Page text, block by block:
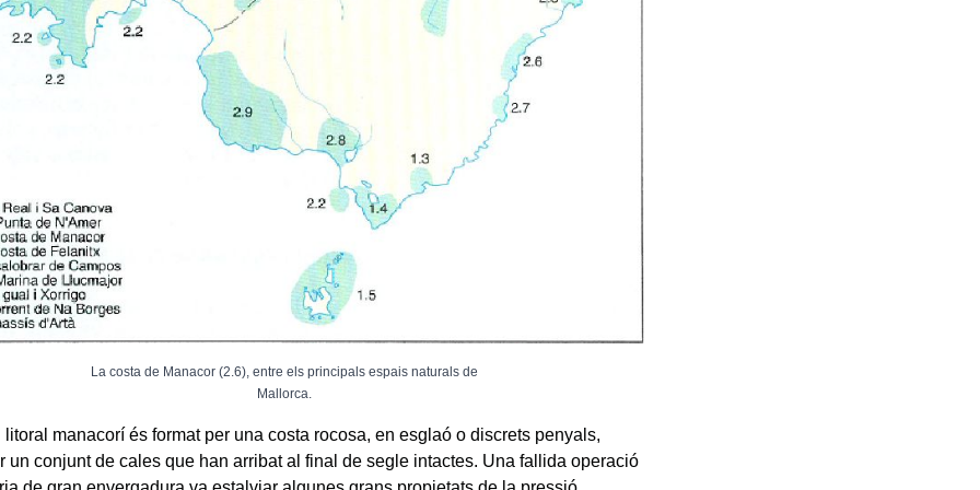
La costa de Manacor (2.6), entre els principals espais naturals de
Mallorca.
litoral manacorí és format per una costa rocosa, en esglaó o discrets penyals,
un conjunt de cales que han arribat al final de segle intactes. Una fallida operació